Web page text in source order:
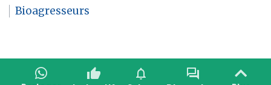
Bioagresseurs
thumb_up notifications forum